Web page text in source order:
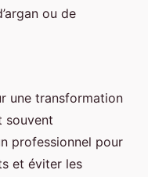
ou de
une transformation
souvent
professionnel pour
et éviter les